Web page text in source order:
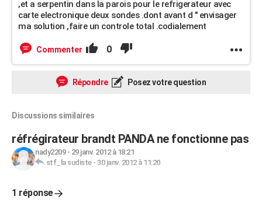
,et a serpentin dans la parois pour le refrigerateur avec
carte electronique deux sondes .dont avant d " envisager
ma solution ,faire un controle total .codialement
Commenter 0
Répondre Posez votre question
Discussions similaires
réfrégirateur brandt PANDA ne fonctionne pas
nady2209- 29 janv. 2012 à 18:21
stf_la sudiste- 30 janv. 2012 à 11:20
1 réponse